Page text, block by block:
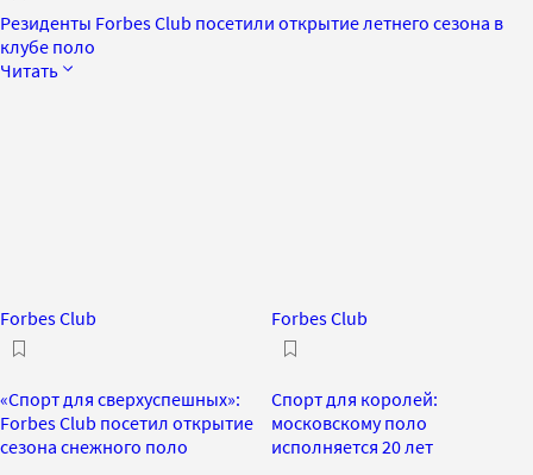
Резиденты Forbes Club посетили открытие летнего сезона в
клубе поло
Читать
Forbes Club
«Спорт для сверхуспешных»:
Forbes Club посетил открытие
сезона снежного поло
Forbes Club
Спорт для королей:
московскому поло
исполняется 20 лет